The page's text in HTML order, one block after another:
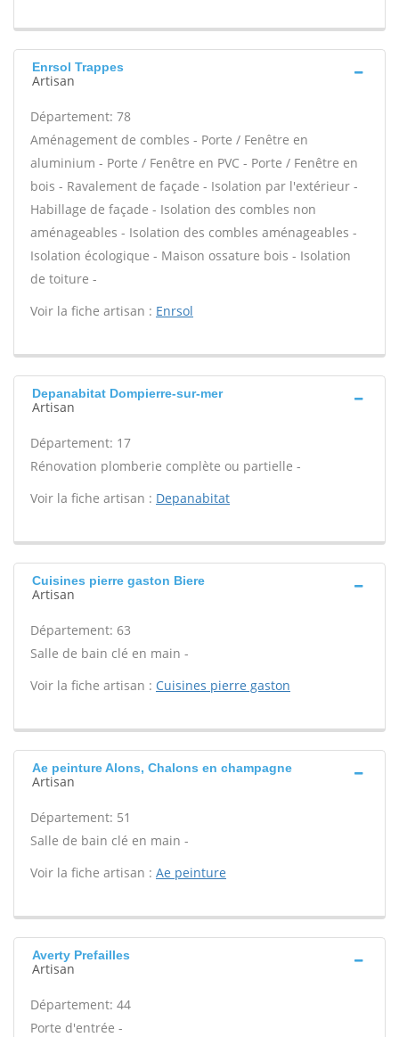
Enrsol Trappes
Artisan
Département: 78
Aménagement de combles - Porte / Fenêtre en
aluminium - Porte / Fenêtre en PVC - Porte / Fenêtre en
bois - Ravalement de façade - Isolation par l'extérieur -
Habillage de façade - Isolation des combles non
aménageables - Isolation des combles aménageables -
Isolation écologique - Maison ossature bois - Isolation
de toiture -
Voir la fiche artisan : Enrsol
Depanabitat Dompierre-sur-mer
Artisan
Département: 17
Rénovation plomberie complète ou partielle -
Voir la fiche artisan : Depanabitat
Cuisines pierre gaston Biere
Artisan
Département: 63
Salle de bain clé en main -
Voir la fiche artisan : Cuisines pierre gaston
Ae peinture Alons, Chalons en champagne
Artisan
Département: 51
Salle de bain clé en main -
Voir la fiche artisan : Ae peinture
Averty Prefailles
Artisan
Département: 44
Porte d'entrée -